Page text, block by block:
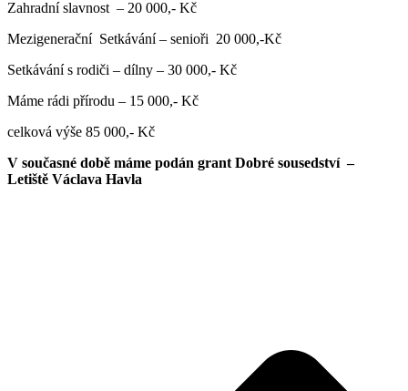
Zahradní slavnost – 20 000,- Kč
Mezigenerační Setkávání – senioři 20 000,-Kč
Setkávání s rodiči – dílny – 30 000,- Kč
Máme rádi přírodu – 15 000,- Kč
celková výše 85 000,- Kč
V současné době máme podán grant Dobré sousedství –
Letiště Václava Havla